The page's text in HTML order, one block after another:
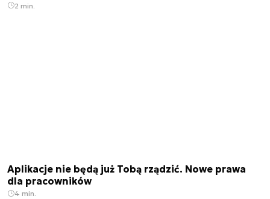
2 min.
Aplikacje nie będą już Tobą rządzić. Nowe prawa
dla pracowników
4 min.